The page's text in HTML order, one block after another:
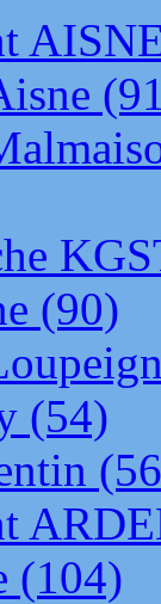
(90)
(54)
(104)